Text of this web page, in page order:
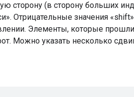
сторону (в сторону больших
Отрицательные значения
Элементы, которые
Можно указать несколько